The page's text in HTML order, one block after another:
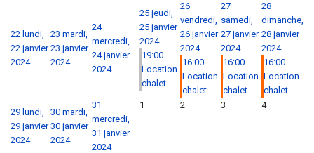
22 lundi,
22 janvier
2024
23 mardi,
23 janvier
2024
24
mercredi,
24 janvier
2024
25 jeudi,
25 janvier
2024
19:00
Location
chalet ...
26
vendredi,
26 janvier
2024
16:00
Location
chalet ...
27
samedi,
27 janvier
2024
16:00
Location
chalet ...
28
dimanche,
28 janvier
2024
16:00
Location
chalet ...
29 lundi,
29 janvier
2024
30 mardi,
30 janvier
2024
31
mercredi,
31 janvier
2024
1 2 3 4